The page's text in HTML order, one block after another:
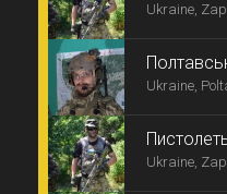
Ukraine,
Ukraine,
Ukraine,